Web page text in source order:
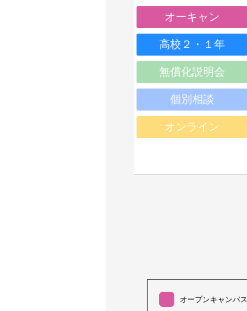
オーキャン
高校２・１年
無償化説明会
個別相談
オンライン
オープンキャンパス